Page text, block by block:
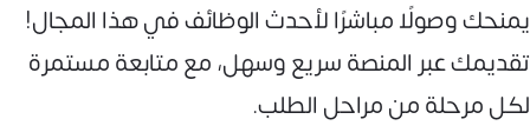
يمنحك وصولًا مباشرًا لأحدث الوظائف في هذا المجال!
تقديمك عبر المنصة سريع وسهل، مع متابعة مستمرة
لكل مرحلة من مراحل الطلب.